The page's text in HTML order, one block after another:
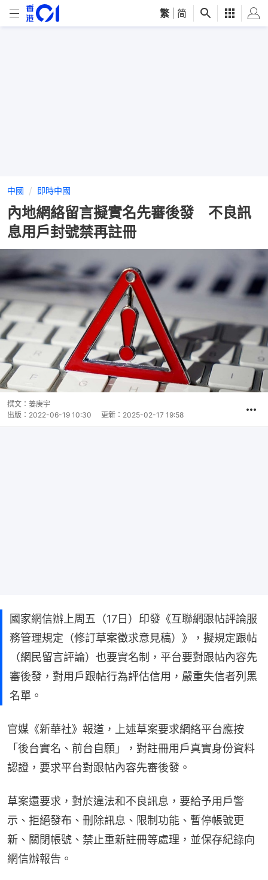
繁 简
中國 即時中國
內地網絡留言擬實名先審後發 不良訊
息用戶封號禁再註冊
撰文： 姜庚宇
出版： 2022-06-19 10:30 更新： 2025-02-17 19:58
國家網信辦上周五（17日）印發《互聯網跟帖評論服
務管理規定（修訂草案徵求意見稿）》，擬規定跟帖
（網民留言評論）也要實名制，平台要對跟帖內容先
審後發，對用戶跟帖行為評估信用，嚴重失信者列黑
名單。
官媒《新華社》報道，上述草案要求網絡平台應按
「後台實名、前台自願」，對註冊用戶真實身份資料
認證，要求平台對跟帖內容先審後發。
草案還要求，對於違法和不良訊息，要給予用戶警
示、拒絕發布、刪除訊息、限制功能、暫停帳號更
新、關閉帳號、禁止重新註冊等處理，並保存紀錄向
網信辦報告。